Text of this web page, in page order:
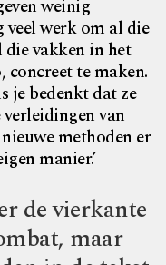
weinig
veel werk om al die
vakken in het
concreet te maken.
je bedenkt dat ze
van
methoden er
manier.’
de vierkante
maar